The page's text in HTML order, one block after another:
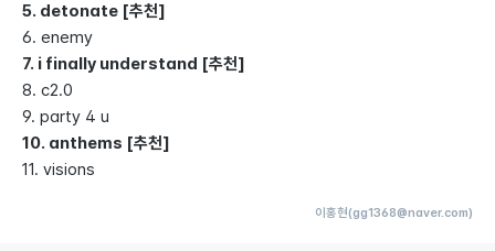
5. detonate [추천]
6. enemy
7. i finally understand [추천]
8. c2.0
9. party 4 u
10. anthems [추천]
11. visions
이홍현(gg1368@naver.com)